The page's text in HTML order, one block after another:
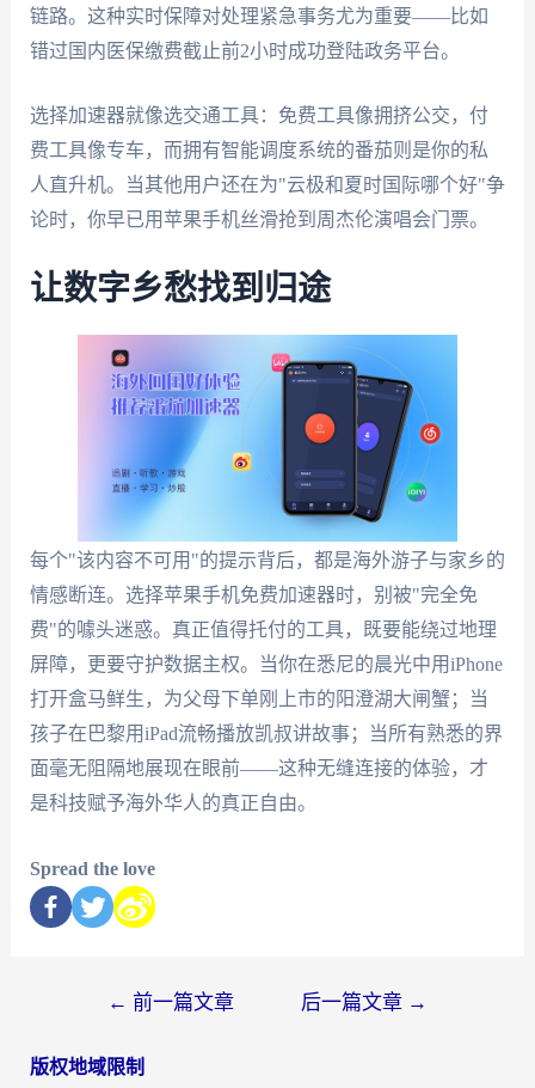
链路。这种实时保障对处理紧急事务尤为重要——比如
错过国内医保缴费截止前2小时成功登陆政务平台。
选择加速器就像选交通工具：免费工具像拥挤公交，付
费工具像专车，而拥有智能调度系统的番茄则是你的私
人直升机。当其他用户还在为"云极和夏时国际哪个好"争
论时，你早已用苹果手机丝滑抢到周杰伦演唱会门票。
让数字乡愁找到归途
每个"该内容不可用"的提示背后，都是海外游子与家乡的
情感断连。选择苹果手机免费加速器时，别被"完全免
费"的噱头迷惑。真正值得托付的工具，既要能绕过地理
屏障，更要守护数据主权。当你在悉尼的晨光中用iPhone
打开盒马鲜生，为父母下单刚上市的阳澄湖大闸蟹；当
孩子在巴黎用iPad流畅播放凯叔讲故事；当所有熟悉的界
面毫无阻隔地展现在眼前——这种无缝连接的体验，才
是科技赋予海外华人的真正自由。
Spread the love
← 前一篇文章 后一篇文章 →
版权地域限制